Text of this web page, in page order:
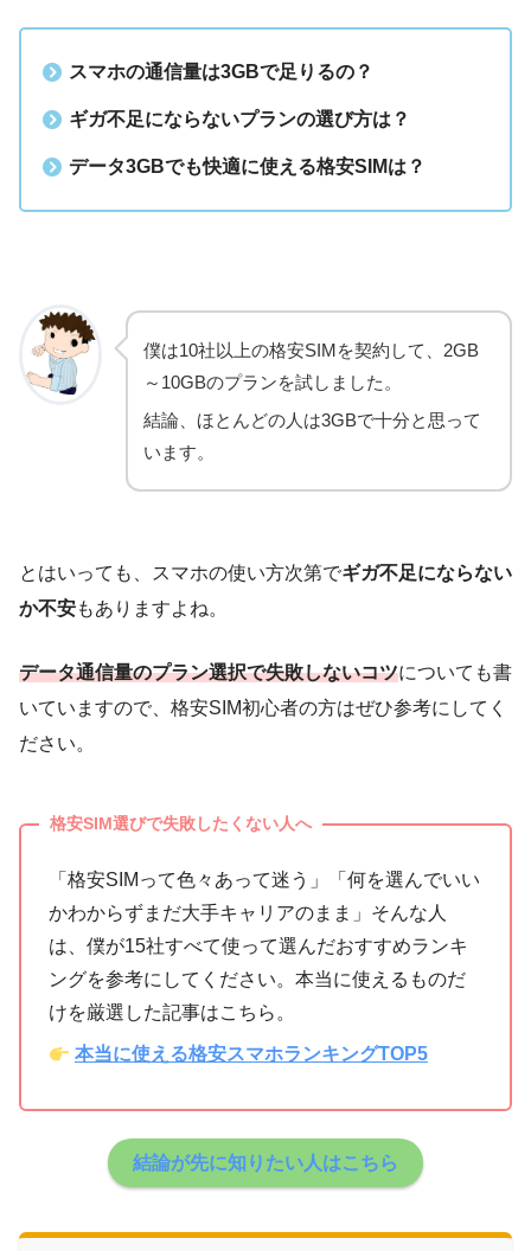
スマホの通信量は3GBで足りるの？
ギガ不足にならないプランの選び方は？
データ3GBでも快適に使える格安SIMは？
僕は10社以上の格安SIMを契約して、2GB
～10GBのプランを試しました。
結論、ほとんどの人は3GBで十分と思って
います。
とはいっても、スマホの使い方次第でギガ不足にならない
か不安もありますよね。
データ通信量のプラン選択で失敗しないコツについても書
いていますので、格安SIM初心者の方はぜひ参考にしてく
ださい。
格安SIM選びで失敗したくない人へ
「格安SIMって色々あって迷う」「何を選んでいい
かわからずまだ大手キャリアのまま」そんな人
は、僕が15社すべて使って選んだおすすめランキ
ングを参考にしてください。本当に使えるものだ
けを厳選した記事はこちら。
本当に使える格安スマホランキングTOP5
結論が先に知りたい人はこちら